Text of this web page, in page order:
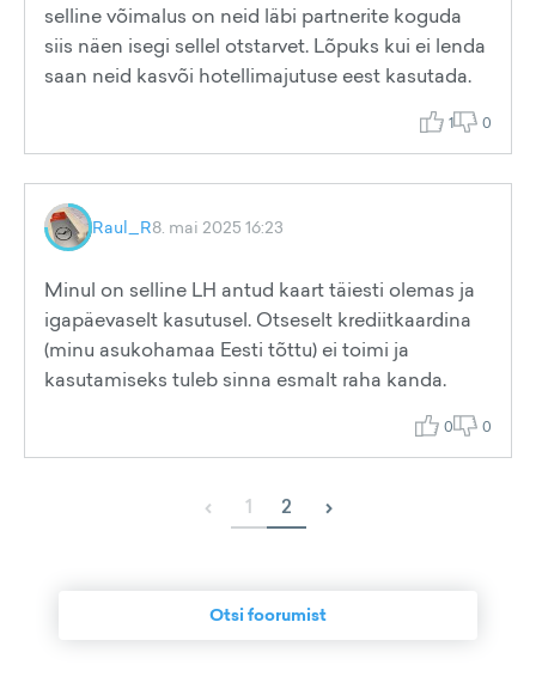
selline võimalus on neid läbi partnerite koguda
siis näen isegi sellel otstarvet. Lõpuks kui ei lenda
saan neid kasvõi hotellimajutuse eest kasutada.
1 0
Raul_R8. mai 2025 16:23
Minul on selline LH antud kaart täiesti olemas ja
igapäevaselt kasutusel. Otseselt krediitkaardina
(minu asukohamaa Eesti tõttu) ei toimi ja
kasutamiseks tuleb sinna esmalt raha kanda.
0 0
‹ 1 2 ›
Otsi foorumist